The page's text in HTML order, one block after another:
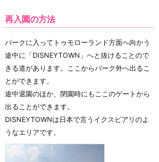
再入園の方法
パークに入ってトゥモローランド方面へ向かう
途中に「DISNEYTOWN」へと抜けることので
きる道があります。ここからパーク外へ出るこ
とができます。
途中退園のほか、閉園時にもここのゲートから
出ることができます。
DISNEYTOWNは日本で言うイクスピアリのよ
うなエリアです。